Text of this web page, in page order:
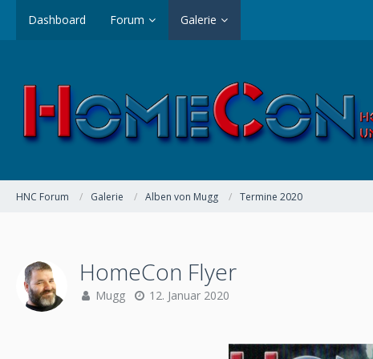
Dashboard Forum Galerie
HNC Forum Galerie Alben von Mugg Termine 2020
HomeCon Flyer
Mugg 12. Januar 2020